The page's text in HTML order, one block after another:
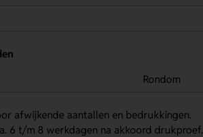
Rondom
afwijkende aantallen en bedrukkingen.
6 t/m 8 werkdagen na akkoord drukproef.